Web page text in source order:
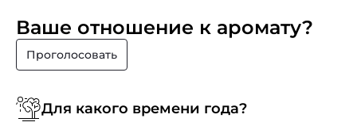
Ваше отношение к аромату?
Проголосовать
Для какого времени года?